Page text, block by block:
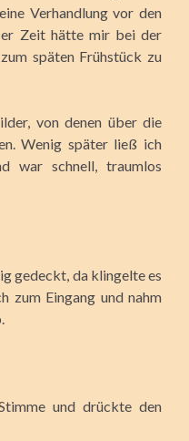
Verhandlung vor den
er Zeit hätte mir bei der
späten Frühstück zu
von denen über die
Wenig später ließ ich
war schnell, traumlos
gedeckt, da klingelte es
zum Eingang und nahm
und drückte den